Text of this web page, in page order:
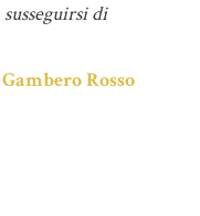
di
Rosso